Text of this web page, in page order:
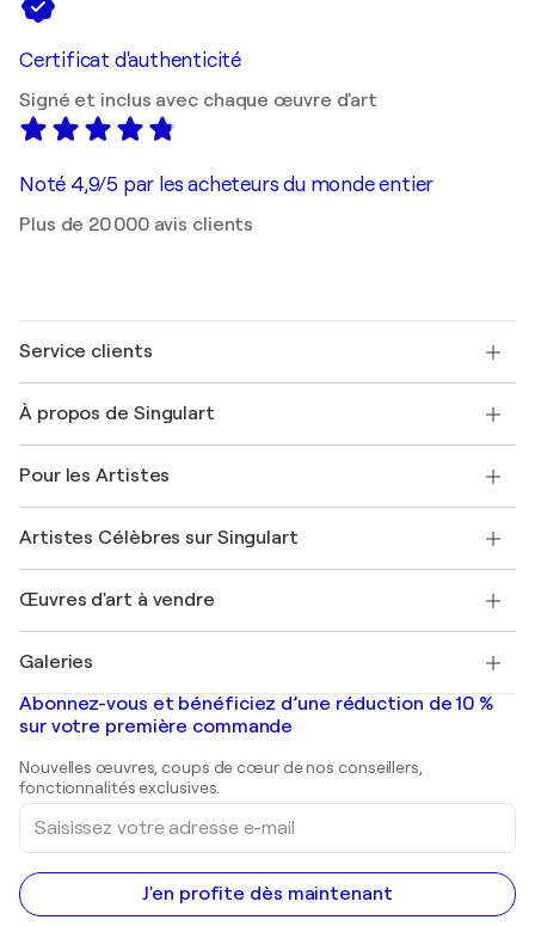
Certificat d'authenticité
Signé et inclus avec chaque œuvre d'art
Noté 4,9/5 par les acheteurs du monde entier
Plus de 20 000 avis clients
Service clients
Expédition
Offrir une carte cadeau
Rejoignez notre programme commercial
Mon compte
+33 1 76 44 06 42
À propos de Singulart
FAQ
Magazine Singulart
Emplois
Découvrez une sélection d'art original
Pour les Artistes
Se connecter en tant qu'Artiste
Artistes Célèbres sur Singulart
Marc Chagall
Banksy
Mr. Brainwash
Shepard Fairey
Œuvres d'art à vendre
Tableaux abstraits à vendre
Peintures de paysage
Estampes
Peintures acryliques
Galeries
Galeries d'art en France
Galeries d'art en Belgique
Abonnez-vous et bénéficiez d’une réduction de 10 %
sur votre première commande
Nouvelles œuvres, coups de cœur de nos conseillers,
fonctionnalités exclusives.
Saisissez
votre
adresse
e-
mail
J'en profite dès maintenant